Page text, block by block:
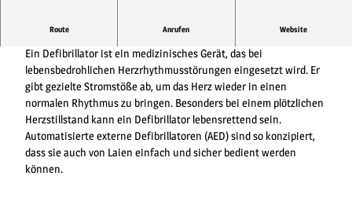
Route Anrufen Website
Defibrillatoren in Willingen – schnelle Hilfe an vielen Standorten
Ein Defibrillator ist ein medizinisches Gerät, das bei
lebensbedrohlichen Herzrhythmusstörungen eingesetzt wird. Er
gibt gezielte Stromstöße ab, um das Herz wieder in einen
normalen Rhythmus zu bringen. Besonders bei einem plötzlichen
Herzstillstand kann ein Defibrillator lebensrettend sein.
Automatisierte externe Defibrillatoren (AED) sind so konzipiert,
dass sie auch von Laien einfach und sicher bedient werden
können.